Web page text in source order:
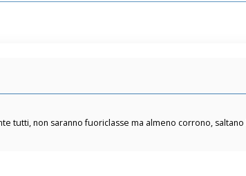
tutti, non saranno fuoriclasse ma almeno corrono,